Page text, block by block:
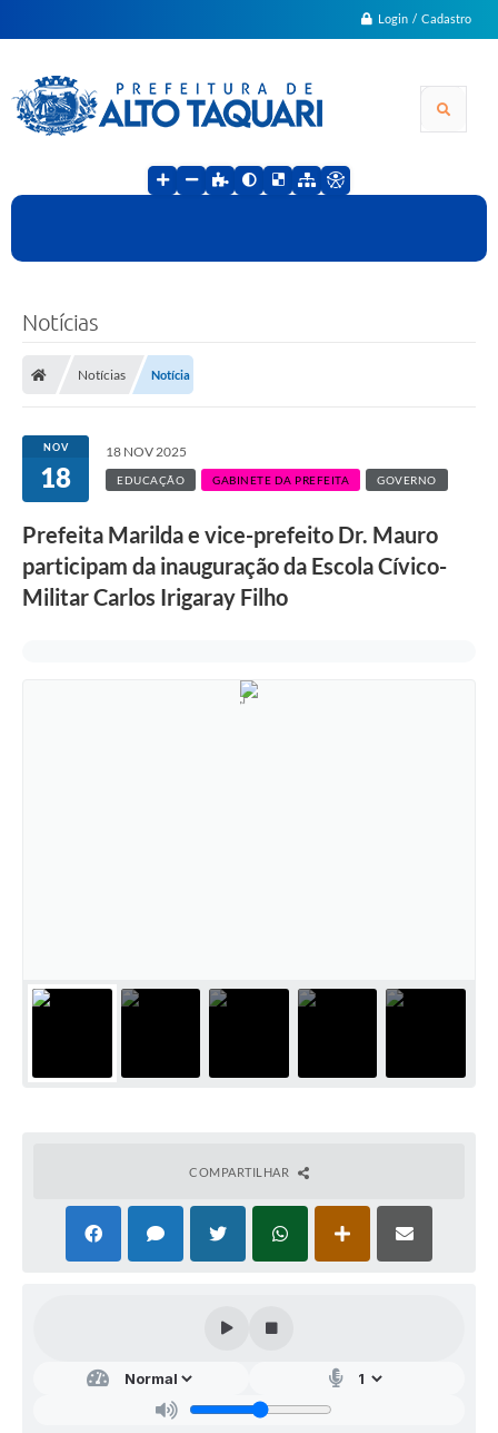
Login / Cadastro
Notícias
Notícias Notícia
NOV
18
18 NOV 2025
EDUCAÇÃO GABINETE DA PREFEITA GOVERNO
Prefeita Marilda e vice-prefeito Dr. Mauro
participam da inauguração da Escola Cívico-
Militar Carlos Irigaray Filho
COMPARTILHAR